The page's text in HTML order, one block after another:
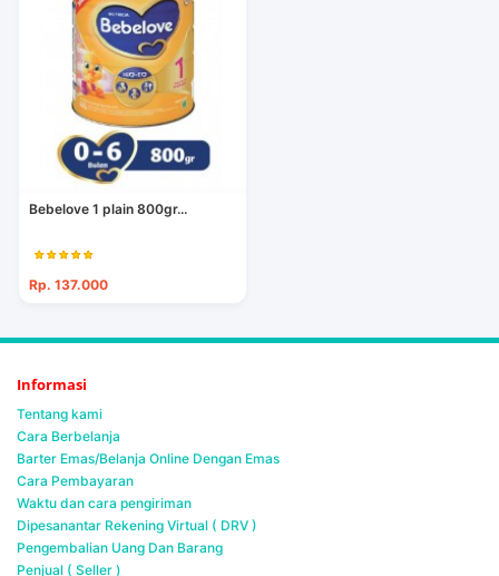
Bebelove 1 plain 800gr...
Rp. 137.000
Informasi
Tentang kami
Cara Berbelanja
Barter Emas/Belanja Online Dengan Emas
Cara Pembayaran
Waktu dan cara pengiriman
Dipesanantar Rekening Virtual ( DRV )
Pengembalian Uang Dan Barang
Penjual ( Seller )